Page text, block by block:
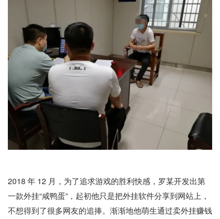
2018 年 12 月，为了追求游戏的胜利快感，罗某开发出第
一款外挂“咸鸭蛋”，起初他只是把外挂软件分享到网站上，
不想得到了很多网友的追捧。渐渐地他萌生通过卖外挂赚钱